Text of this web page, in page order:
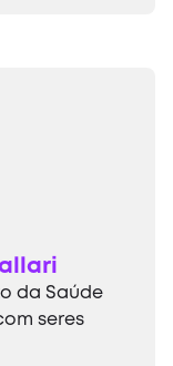
da Saúde
seres